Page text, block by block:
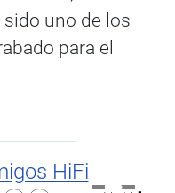
sido uno de los
para el
HiFi